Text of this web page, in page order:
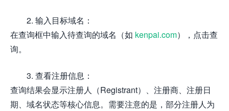
2. 输入目标域名：
在查询框中输入待查询的域名（如 kenpai.com），点击查
询。
3. 查看注册信息：
查询结果会显示注册人（Registrant）、注册商、注册日
期、域名状态等核心信息。需要注意的是，部分注册人为